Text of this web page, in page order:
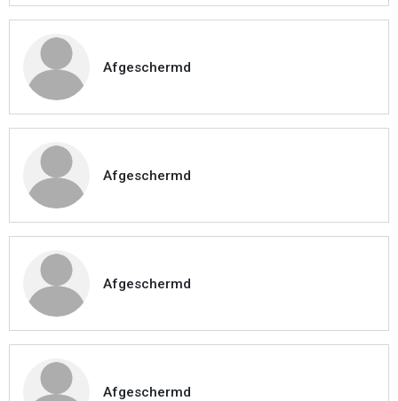
Afgeschermd
Afgeschermd
Afgeschermd
Afgeschermd